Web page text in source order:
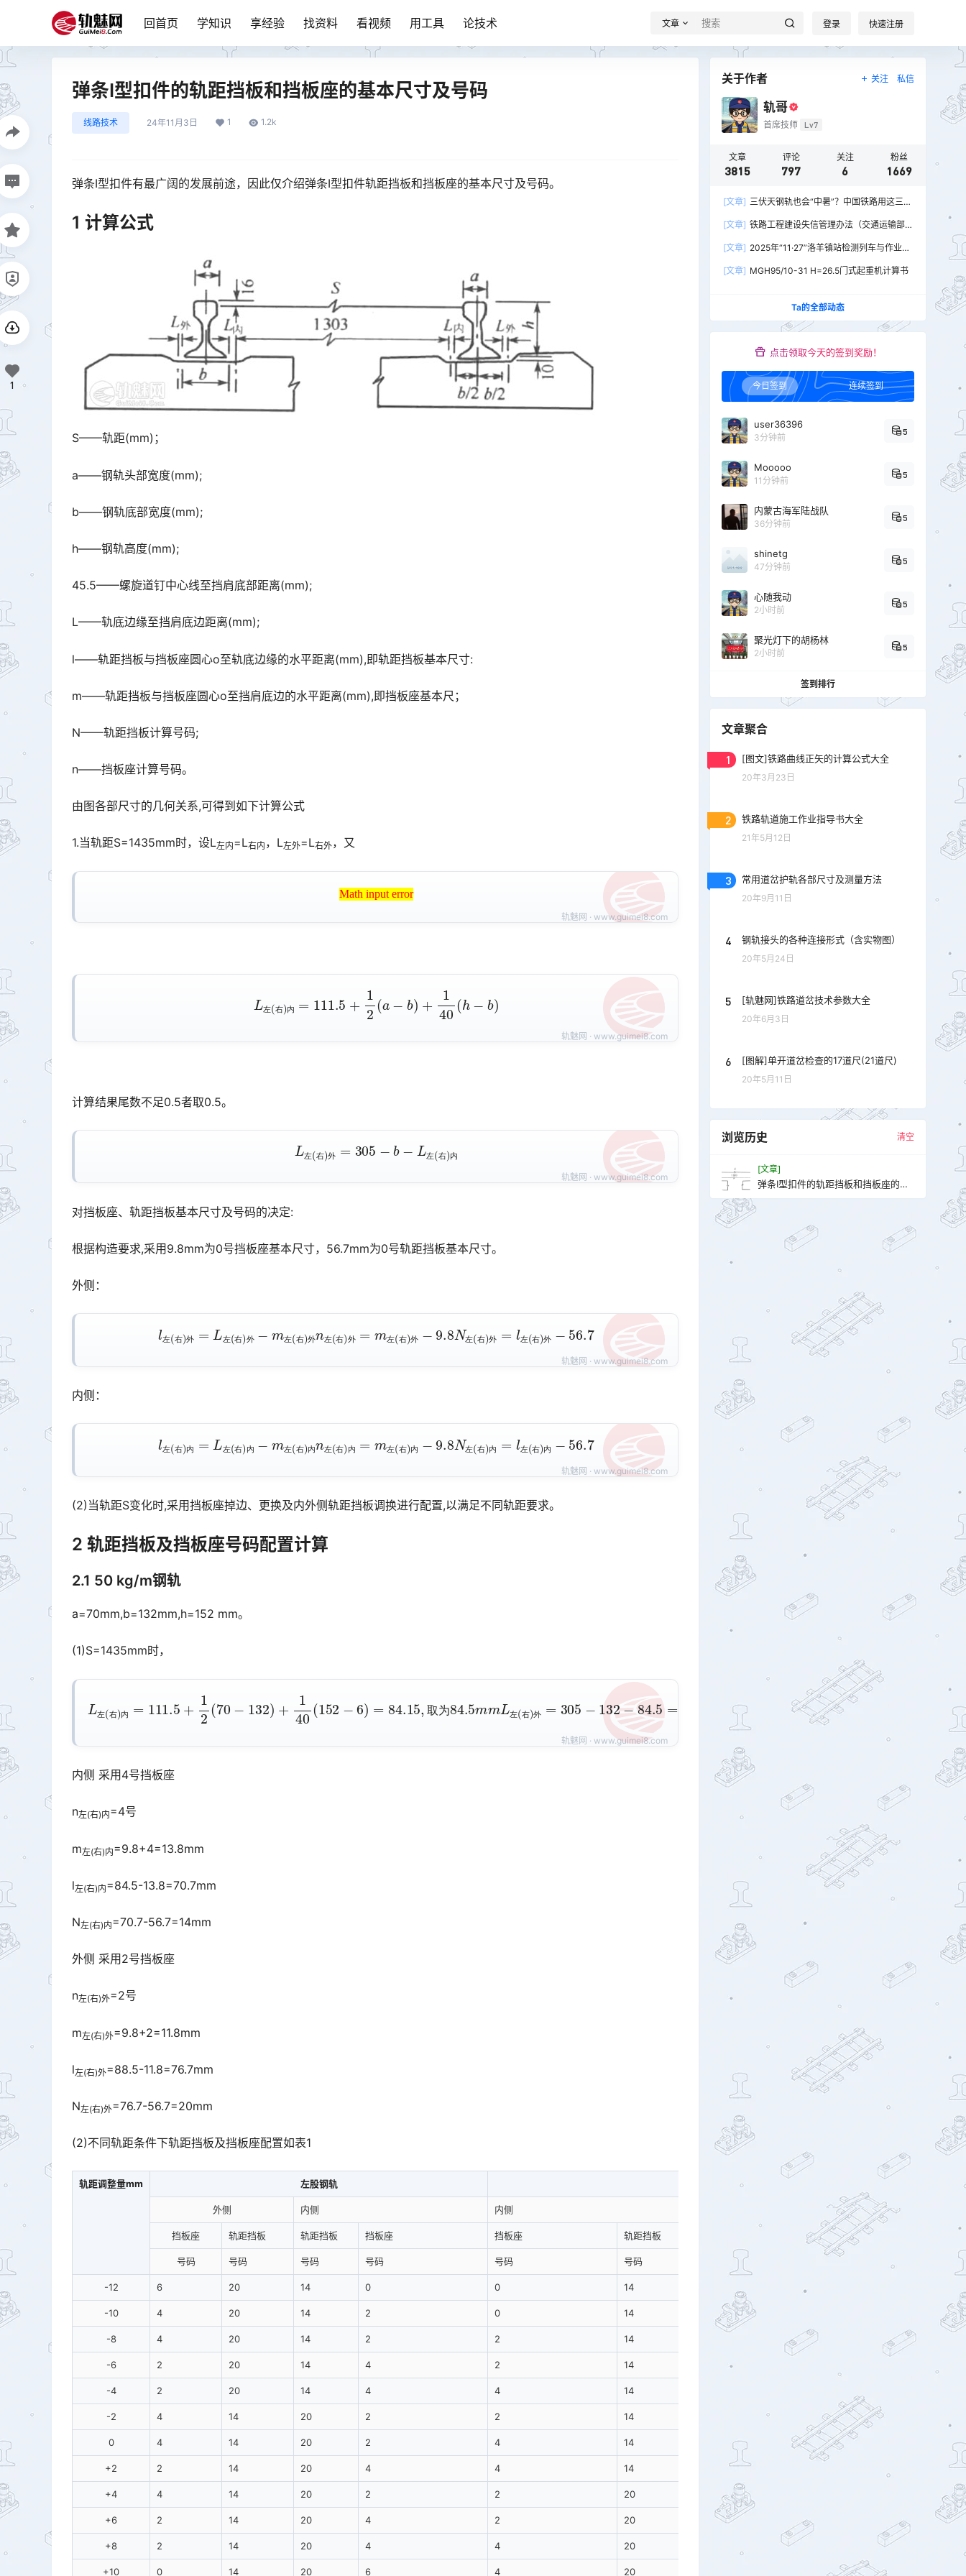
回首页 学知识 享经验 找资料 看视频 用工具 论技术 文章 登录 快速注册
弹条Ⅰ型扣件的轨距挡板和挡板座的基本尺寸及号码
线路技术 24年11月3日 1 1.2k
弹条Ⅰ型扣件有最广阔的发展前途，因此仅介绍弹条Ⅰ型扣件轨距挡板和挡板座的基本尺寸及号码。
1 计算公式
S——轨距(mm)；
a——钢轨头部宽度(mm);
b——钢轨底部宽度(mm);
h——钢轨高度(mm);
45.5——螺旋道钉中心线至挡肩底部距离(mm);
L——轨底边缘至挡肩底边距离(mm);
l——轨距挡板与挡板座圆心o至轨底边缘的水平距离(mm),即轨距挡板基本尺寸:
m——轨距挡板与挡板座圆心o至挡肩底边的水平距离(mm),即挡板座基本尺；
N——轨距挡板计算号码;
n——挡板座计算号码。
由图各部尺寸的几何关系,可得到如下计算公式
1.当轨距S=1435mm时，设L左内=L右内 ，L左外=L右外，又
Math input error
Math input error
L左(右)内=111.5+12(a−b)+140(h−b)
计算结果尾数不足0.5者取0.5。
L左(右)外=305−b−L左(右)内
对挡板座、轨距挡板基本尺寸及号码的决定:
根据构造要求,采用9.8mm为0号挡板座基本尺寸，56.7mm为0号轨距挡板基本尺寸。
外侧：
l左(右)外=L左(右)外−m左(右)外n左(右)外=m左(右)外−9.8N左(右)外=l左(右)外−56.7
内侧：
l左(右)内=L左(右)内−m左(右)内n左(右)内=m左(右)内−9.8N左(右)内=l左(右)内−56.7
(2)当轨距S变化时,采用挡板座掉边、更换及内外侧轨距挡板调换进行配置,以满足不同轨距要求。
2 轨距挡板及挡板座号码配置计算
2.1 50 kg/m钢轨
a=70mm,b=132mm,h=152 mm。
(1)S=1435mm时，
左 右 内
取 为
左 右 外
L左(右)内=111.5+12(70−132)+140(152−6)=84.15,取为84.5mmL左(右)外
=305−132−84.5=88.5mm
内侧 采用4号挡板座
n左(右)内=4号
m左(右)内=9.8+4=13.8mm
l左(右)内=84.5-13.8=70.7mm
N左(右)内=70.7-56.7=14mm
外侧 采用2号挡板座
n左(右)外=2号
m左(右)外=9.8+2=11.8mm
l左(右)外=88.5-11.8=76.7mm
N左(右)外=76.7-56.7=20mm
(2)不同轨距条件下轨距挡板及挡板座配置如表1
轨距调整量mm 左股钢轨 右股钢轨
外侧 内侧 内侧
挡板座 轨距挡板 轨距挡板 挡板座 挡板座 轨距挡板
号码 号码 号码 号码 号码 号码
-12 6 20 14 0 0 14
-10 4 20 14 2 0 14 20
-8 4 20 14 2 2 14 4
-6 2 20 14 4 2 14
-4 2 20 14 4 4 14
-2 4 14 20 2 2 14 4
0 4 14 20 2 4 14
+2 2 14 20 4 4 14
+4 4 14 20 2 2 20
+6 2 14 20 4 2 20
+8 2 14 20 4 4 20 2
+10 0 14 20 6 4 20 2
1
关于作者 关注 私信
轨哥
首席技师 Lv7
文章
3815
评论
797
关注
6
粉丝
1669
[文章] 三伏天钢轨也会“中暑”？中国铁路用这三招
[文章] 铁路工程建设失信管理办法（交通运输部
[文章] 2025年“11·27”洛羊镇站检测列车与作业人
[文章] MGH95/10-31 H=26.5门式起重机计算书
Ta的全部动态
点击领取今天的签到奖励！
今日签到 连续签到
user36396
3分钟前
5
Mooooo
11分钟前
5
内蒙古海军陆战队
36分钟前
5
shinetg
47分钟前
5
心随我动
2小时前
5
聚光灯下的胡杨林
2小时前
5
签到排行
文章聚合
1 [图文]铁路曲线正矢的计算公式大全
20年3月23日
2 铁路轨道施工作业指导书大全
21年5月12日
3 常用道岔护轨各部尺寸及测量方法
20年9月11日
4 钢轨接头的各种连接形式（含实物图）
20年5月24日
5 [轨魅网]铁路道岔技术参数大全
20年6月3日
6 [图解]单开道岔检查的17道尺(21道尺)
20年5月11日
浏览历史 清空
[文章]
弹条Ⅰ型扣件的轨距挡板和挡板座的基